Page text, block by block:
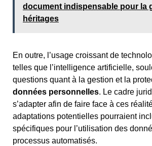
document indispensable pour la
héritages
En outre, l’usage croissant de
telles que l’intelligence artificielle,
questions quant à la gestion et la
données personnelles. Le cadre
s’adapter afin de faire face à ces
adaptations potentielles pourraient
spécifiques pour l’utilisation des
processus automatisés.